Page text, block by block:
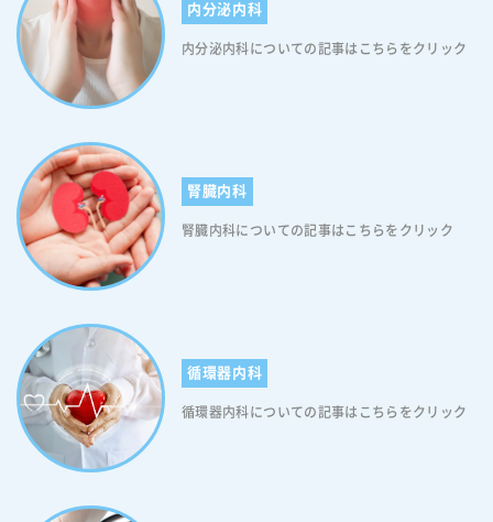
内分泌内科
内分泌内科についての記事はこちらをクリック
腎臓内科
腎臓内科についての記事はこちらをクリック
循環器内科
循環器内科についての記事はこちらをクリック